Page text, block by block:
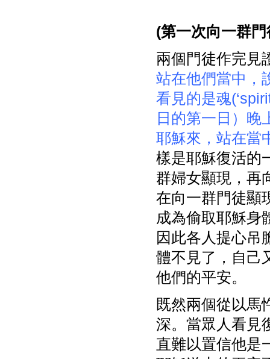
(第一次向一群
兩個門徒作完見
站在他們當中，
看見的是魂
日的第一日）晚
耶穌來，站在當
樣是耶穌復活的
群婦女顯現，再
在向一群門徒顯
成為偷取耶穌身
因此各人提心吊
體不見了，自己
他們的平安。
既然兩個從以馬
深。當眾人看見
直難以置信他是